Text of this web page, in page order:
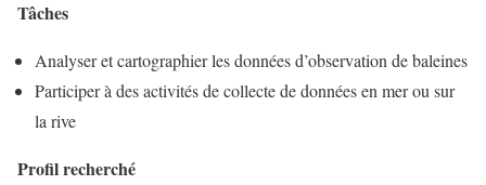
Tâches
Analyser et cartographier les données d’observation de baleines
Participer à des activités de collecte de données en mer ou sur
la rive
Profil recherché